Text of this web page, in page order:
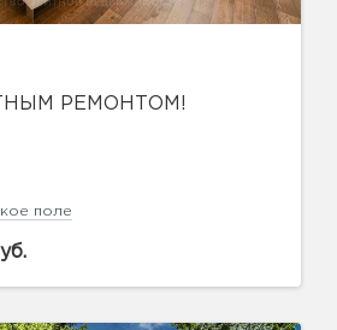
РЕМОНТОМ!
поле